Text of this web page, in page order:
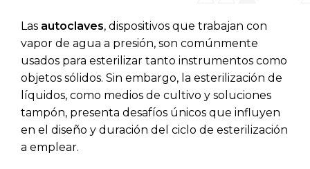
Las autoclaves, dispositivos que trabajan con
vapor de agua a presión, son comúnmente
usados para esterilizar tanto instrumentos como
objetos sólidos. Sin embargo, la esterilización de
líquidos, como medios de cultivo y soluciones
tampón, presenta desafíos únicos que influyen
en el diseño y duración del ciclo de esterilización
a emplear.